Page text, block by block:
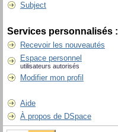
Subject
Services personnalisés :
Recevoir les nouveautés
Espace personnel
utilisateurs autorisés
Modifier mon profil
Aide
À propos de DSpace